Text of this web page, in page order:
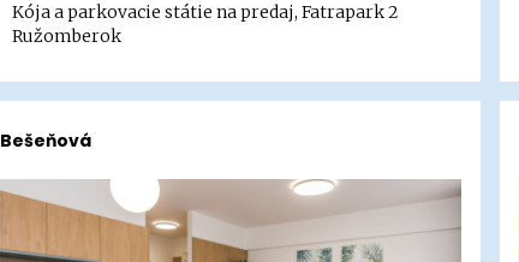
Kója a parkovacie státie na predaj, Fatrapark 2
Ružomberok
Bešeňová